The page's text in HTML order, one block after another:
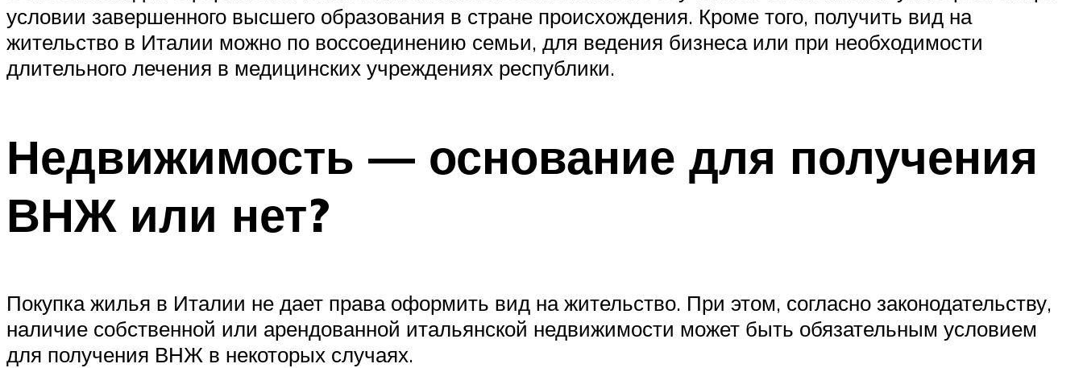
условии завершенного высшего образования в стране происхождения. Кроме того, получить вид на
жительство в Италии можно по воссоединению семьи, для ведения бизнеса или при необходимости
длительного лечения в медицинских учреждениях республики.
Недвижимость — основание для получения
ВНЖ или нет?
Покупка жилья в Италии не дает права оформить вид на жительство. При этом, согласно законодательству,
наличие собственной или арендованной итальянской недвижимости может быть обязательным условием
для получения ВНЖ в некоторых случаях.